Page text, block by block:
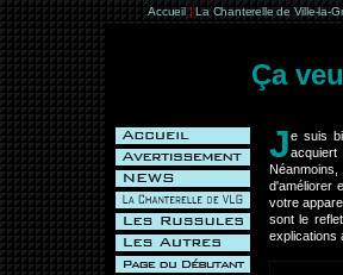
Accueil | La Chanterelle de Ville-la-
Ça
Je suis
d'améliorer
votre
sont le
explications